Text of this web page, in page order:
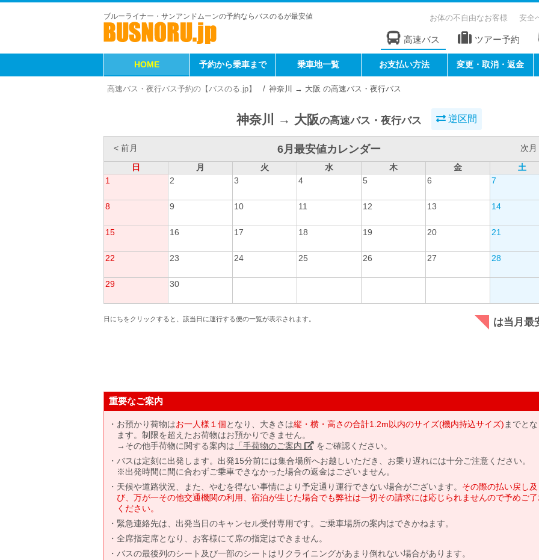
ブルーライナー・サンアンドムーンの予約ならバスのるが最安値 お体の不自由なお客様 安全
高速バス ツアー予約
HOME 予約から乗車まで 乗車地一覧 お支払い方法 変更・取消・返金
高速バス・夜行バス予約の【バスのる.jp】 神奈川 → 大阪 の高速バス・夜行バス
神奈川 → 大阪の高速バス・夜行バス 逆区間
< 前月 6月最安値カレンダー
次月
日
月 火 水 木 金
土
1
2 3 4 5 6 7
8 9 10 11 12 13 14
15 16 17 18 19 20 21
22 23 24 25 26 27 28
29 30
日にちをクリックすると、該当日に運行する便の一覧が表示されます。 は当月最
重要なご案内
お預かり荷物はお一人様１個となり、大きさは縦・横・高さの合計1.2m以内のサイズ(機内持込サイズ) までと
ます。制限を超えたお荷物はお預かりできません。
→その他手荷物に関する案内は 「手荷物のご案内」 をご確認ください。
バスは定刻に出発します。出発15分前には集合場所へお越しいただき、お乗り遅れには十分ご注意ください。
※出発時間に間に合わずご乗車できなかった場合の返金はございません。
天候や道路状況、また、やむを得ない事情により予定通り運行できない場合がございます。 その際の払い戻し及
び、万が一その他交通機関の利用、宿泊が生じた場合でも弊社は一切その請求には応じられませんので予めご
ください。
緊急連絡先は、出発当日のキャンセル受付専用です。ご乗車場所の案内はできかねます。
全席指定席となり、お客様にて席の指定はできません。
バスの最後列のシート及び一部のシートはリクライニングがあまり倒れない場合があります。